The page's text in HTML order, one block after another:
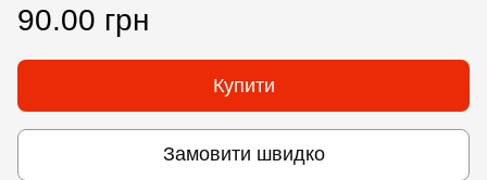
90.00 грн
Купити
Замовити швидко